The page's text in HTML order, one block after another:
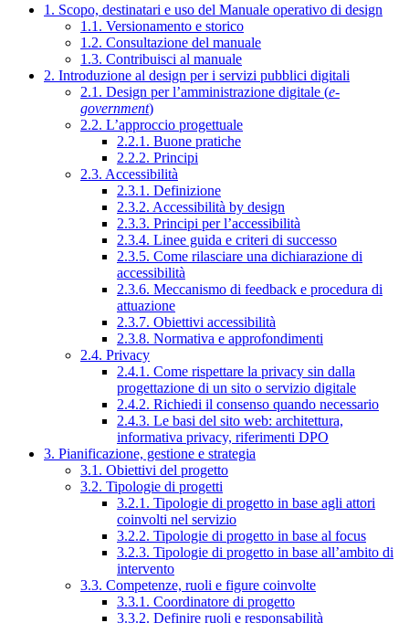
1. Scopo, destinatari e uso del Manuale operativo di design
1.1. Versionamento e storico
1.2. Consultazione del manuale
1.3. Contribuisci al manuale
2. Introduzione al design per i servizi pubblici digitali
2.1. Design per l’amministrazione digitale (e-
government)
2.2. L’approccio progettuale
2.2.1. Buone pratiche
2.2.2. Principi
2.3. Accessibilità
2.3.1. Definizione
2.3.2. Accessibilità by design
2.3.3. Principi per l’accessibilità
2.3.4. Linee guida e criteri di successo
2.3.5. Come rilasciare una dichiarazione di
accessibilità
2.3.6. Meccanismo di feedback e procedura di
attuazione
2.3.7. Obiettivi accessibilità
2.3.8. Normativa e approfondimenti
2.4. Privacy
2.4.1. Come rispettare la privacy sin dalla
progettazione di un sito o servizio digitale
2.4.2. Richiedi il consenso quando necessario
2.4.3. Le basi del sito web: architettura,
informativa privacy, riferimenti DPO
3. Pianificazione, gestione e strategia
3.1. Obiettivi del progetto
3.2. Tipologie di progetti
3.2.1. Tipologie di progetto in base agli attori
coinvolti nel servizio
3.2.2. Tipologie di progetto in base al focus
3.2.3. Tipologie di progetto in base all’ambito di
intervento
3.3. Competenze, ruoli e figure coinvolte
3.3.1. Coordinatore di progetto
3.3.2. Definire ruoli e responsabilità